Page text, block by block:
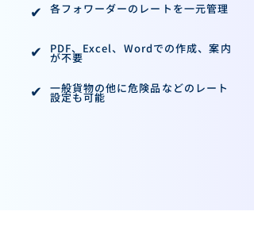
✔︎ 各フォワーダーのレートを一元管理
✔︎ PDF、Excel、Wordでの作成、案内
が不要
✔︎ 一般貨物の他に危険品などのレート
設定も可能